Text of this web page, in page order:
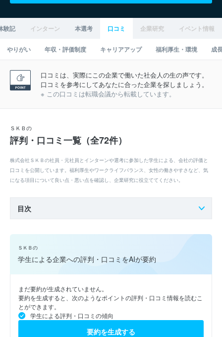
験記 インターン 本選考 口コミ 企業研究 イベント情報
やりがい 年収・評価制度 キャリアアップ 福利厚生・環境 成
口コミは、実際にこの企業で働いた社会人の生の声です。
口コミを参考にしてあなたに合った企業を探しましょう。
※ この口コミは転職会議から転載しています。
ＳＫＢの
評判・口コミ一覧（全72件）
株式会社ＳＫＢの社員・元社員とインターンや選考に参加した学生による、会社の評価と
口コミを公開しています。福利厚生やワークライフバランス、女性の働きやすさなど、気
になる項目について良い点・悪い点を確認し、企業研究に役立ててください。
目次
ＳＫＢの
学生による企業への評判・口コミをAIが要約
まだ要約が生成されていません。
要約を生成すると、次のようなポイントの評判・口コミ情報を読むこ
とができます。
学生による評判・口コミの傾向
要約を生成する